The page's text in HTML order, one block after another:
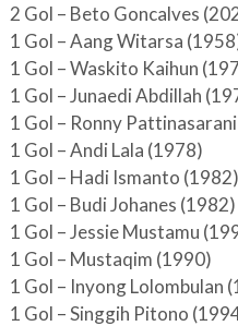
2 Gol – Beto Goncalves
1 Gol – Aang Witarsa
1 Gol – Waskito Kaihun
1 Gol – Junaedi Abdillah
1 Gol – Ronny
1 Gol – Andi Lala (1978)
1 Gol – Hadi Ismanto (1982)
1 Gol – Budi Johanes (1982)
1 Gol – Jessie Mustamu
1 Gol – Mustaqim (1990)
1 Gol – Inyong Lolombulan
1 Gol – Singgih Pitono